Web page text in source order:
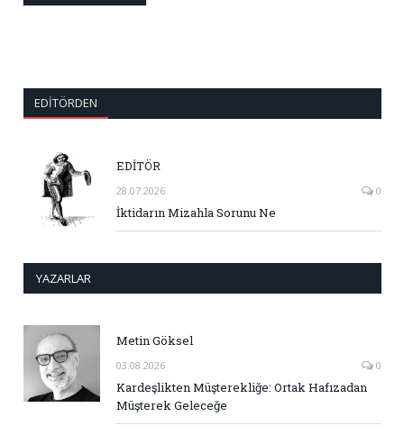
EDITÖRDEN
EDİTÖR
28.07.2026 0
İktidarın Mizahla Sorunu Ne
YAZARLAR
Metin Göksel
03.08.2026 0
Kardeşlikten Müşterekliğe: Ortak Hafızadan
Müşterek Geleceğe